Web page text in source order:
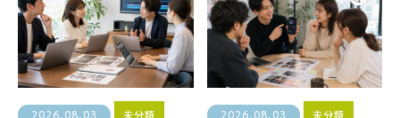
2026.08.03 未分類 2026.08.03 未分類